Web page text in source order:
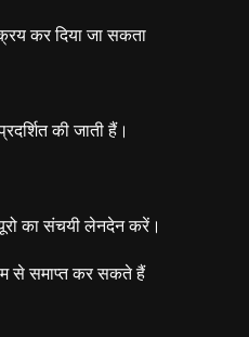
कर दिया जा सकता
की जाती हैं।
का संचयी लेनदेन करें।
से समाप्त कर सकते हैं